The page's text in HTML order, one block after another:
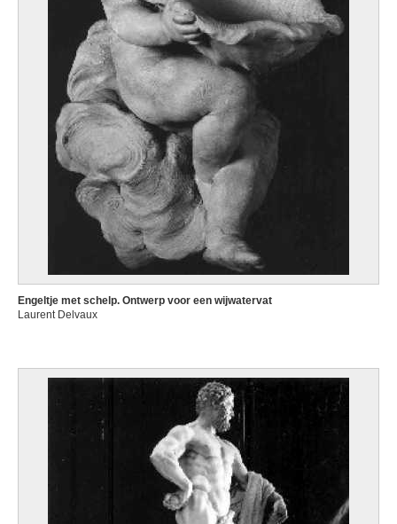
Engeltje met schelp. Ontwerp voor een wijwatervat
Laurent Delvaux